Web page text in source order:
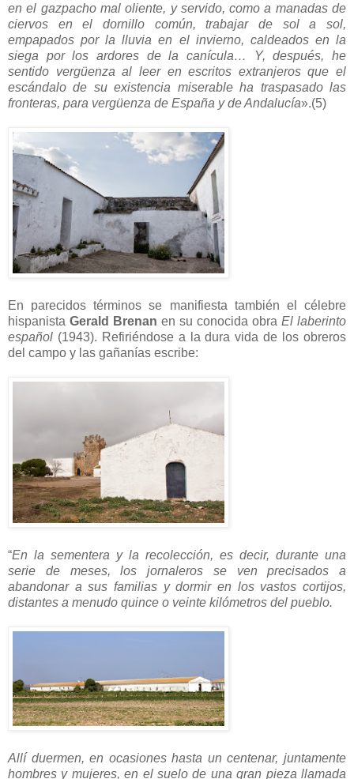
en el gazpacho mal oliente, y servido, como a manadas de
ciervos en el dornillo común, trabajar de sol a sol,
empapados por la lluvia en el invierno, caldeados en la
siega por los ardores de la canícula… Y, después, he
sentido vergüenza al leer en escritos extranjeros que el
escándalo de su existencia miserable ha traspasado las
fronteras, para vergüenza de España y de Andalucía».(5)
En parecidos términos se manifiesta también el célebre
hispanista Gerald Brenan en su conocida obra El laberinto
español (1943). Refiriéndose a la dura vida de los obreros
del campo y las gañanías escribe:
“En la sementera y la recolección, es decir, durante una
serie de meses, los jornaleros se ven precisados a
abandonar a sus familias y dormir en los vastos cortijos,
distantes a menudo quince o veinte kilómetros del pueblo.
Allí duermen, en ocasiones hasta un centenar, juntamente
hombres y mujeres, en el suelo de una gran pieza llamada